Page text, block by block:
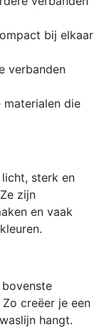
bij elkaar
verbanden
die
sterk en
zijn
en vaak
creëer je een
hangt.